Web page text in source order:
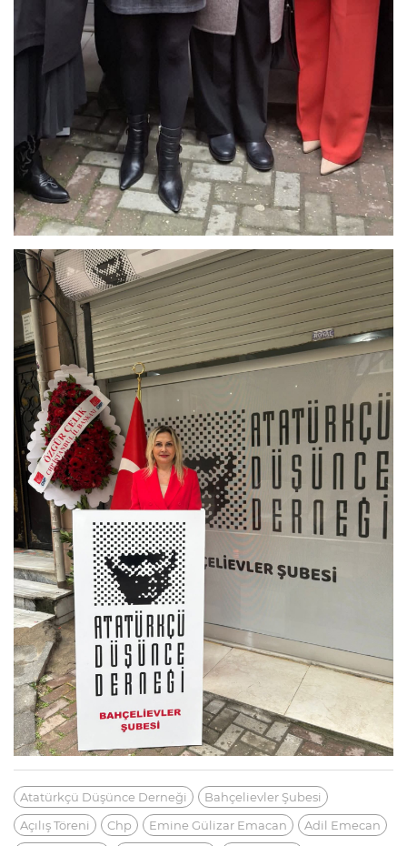
Atatürkçü Düşünce Derneği
Bahçelievler Şubesi
Açılış Töreni
Chp Emine Gülizar Emacan
Adil Emecan